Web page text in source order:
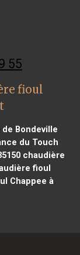
55
fioul
Bondeville
du Touch
chaudière
fioul
Chappee à